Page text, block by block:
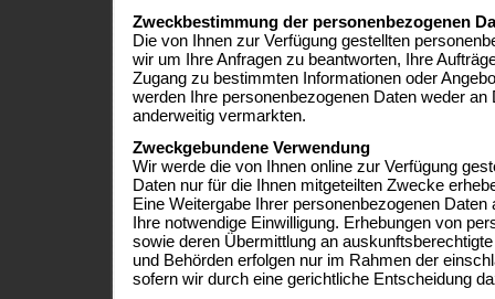
Zweckbestimmung der personenbezogenen
Die von Ihnen zur Verfügung gestellten
wir um Ihre Anfragen zu beantworten, Ihre
Zugang zu bestimmten Informationen oder
werden Ihre personenbezogenen Daten weder an
anderweitig vermarkten.
Zweckgebundene Verwendung
Wir werde die von Ihnen online zur Verfügung
Daten nur für die Ihnen mitgeteilten Zwecke
Eine Weitergabe Ihrer personenbezogenen Daten
Ihre notwendige Einwilligung. Erhebungen von
sowie deren Übermittlung an
und Behörden erfolgen nur im Rahmen der
sofern wir durch eine gerichtliche Entscheidung